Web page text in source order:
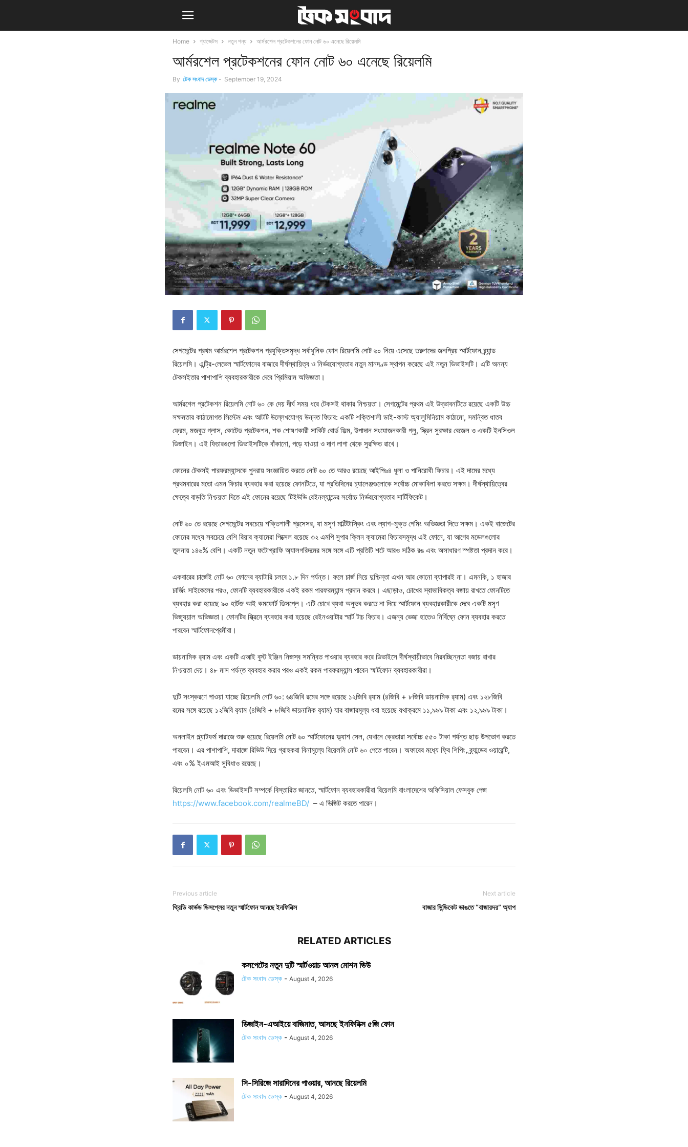
Home গ্যাজেটস নতুন পন্য আর্মরশেল প্রটেকশনের ফোন নোট ৬০ এনেছে রিয়েলমি
আর্মরশেল প্রটেকশনের ফোন নোট ৬০ এনেছে রিয়েলমি
By টেক সংবাদ ডেস্ক - September 19, 2024
সেগমেন্টের প্রথম আর্মরশেল প্রটেকশন প্রযুক্তিসমৃদ্ধ সর্বাধুনিক ফোন রিয়েলমি নোট ৬০ নিয়ে এসেছে তরুণদের জনপ্রিয় স্মার্টফোন ব্র্যান্ড
রিয়েলমি। এন্ট্রি-লেভেল স্মার্টফোনের বাজারে দীর্ঘস্থায়িত্ব ও নির্ভরযোগ্যতার নতুন মানদণ্ড স্থাপন করেছে এই নতুন ডিভাইসটি। এটি অনন্য
টেকসইতার পাশাপাশি ব্যবহারকারীকে দেবে প্রিমিয়াম অভিজ্ঞতা।
আর্মরশেল প্রটেকশন রিয়েলমি নোট ৬০ কে দেয় দীর্ঘ সময় ধরে টেকসই থাকার নিশ্চয়তা। সেগমেন্টের প্রথম এই উদ্ভাবনটিতে রয়েছে একটি উচ্চ
সক্ষমতার কাঠামোগত সিস্টেম এবং আটটি উল্লেখযোগ্য উন্নত ফিচার: একটি শক্তিশালী ডাই-কাস্ট অ্যালুমিনিয়াম কাঠামো, সমন্বিত ধাতব
ফ্রেম, মজবুত গ্লাস, কোটেড প্রটেকশন, শক শোষণকারী সার্কিট বোর্ড ফিল্ম, উপাদান সংযোজনকারী গ্লু, স্ক্রিন সুরক্ষার বেজেল ও একটি ইনসিওল
ডিজাইন। এই ফিচারগুলো ডিভাইসটিকে বাঁকানো, পড়ে যাওয়া ও দাগ লাগা থেকে সুরক্ষিত রাখে।
ফোনের টেকসই পারফরম্যান্সকে পুনরায় সংজ্ঞায়িত করতে নোট ৬০ তে আরও রয়েছে আইপি৬৪ ধূলা ও পানিরোধী ফিচার। এই দামের মধ্যে
প্রথমবারের মতো এমন ফিচার ব্যবহার করা হয়েছে ফোনটিতে, যা প্রতিদিনের চ্যালেঞ্জগুলোকে সর্বোচ্চ মোকাবিলা করতে সক্ষম। দীর্ঘস্থায়িত্বের
ক্ষেত্রে বাড়তি নিশ্চয়তা দিতে এই ফোনের রয়েছে টিইউভি রেইনল্যান্ডের সর্বোচ্চ নির্ভরযোগ্যতার সার্টিফিকেট।
নোট ৬০ তে রয়েছে সেগমেন্টের সবচেয়ে শক্তিশালী প্রসেসর, যা মসৃণ মাল্টিটাস্কিং এবং ল্যাগ-মুক্ত গেমিং অভিজ্ঞতা দিতে সক্ষম। একই বাজেটের
ফোনের মধ্যে সবচেয়ে বেশি রিয়ার ক্যামেরা পিক্সেল রয়েছে ৩২ এমপি সুপার ক্লিন ক্যামেরা ফিচারসমৃদ্ধ এই ফোনে, যা আগের মডেলগুলোর
তুলনায় ১৪৬% বেশি। একটি নতুন ফটোগ্রাফি অ্যালগরিদমের সঙ্গে সঙ্গে এটি প্রতিটি শটে আরও সঠিক রঙ এবং অসাধারণ স্পষ্টতা প্রদান করে।
একবারের চার্জেই নোট ৬০ ফোনের ব্যাটারি চলবে ১.৮ দিন পর্যন্ত। ফলে চার্জ নিয়ে দুশ্চিন্তা এখন আর কোনো ব্যাপারই না। এমনকি, ১ হাজার
চার্জিং সাইকেলের পরও, ফোনটি ব্যবহারকারীকে একই রকম পারফরম্যান্স প্রদান করবে। এছাড়াও, চোখের স্বাভাবিকত্ব বজায় রাখতে ফোনটিতে
ব্যবহার করা হয়েছে ৯০ হার্টজ আই কমফোর্ট ডিসপ্লে। এটি চোখে ব্যথা অনুভব করতে না দিয়ে স্মার্টফোন ব্যবহারকারীকে দেবে একটি মসৃণ
ভিজ্যুয়াল অভিজ্ঞতা। ফোনটির স্ক্রিনে ব্যবহার করা হয়েছে রেইনওয়াটার স্মার্ট টাচ ফিচার। এজন্য ভেজা হাতেও নির্বিঘ্নে ফোন ব্যবহার করতে
পারবেন স্মার্টফোনপ্রেমীরা।
ডায়নামিক র‌্যাম এবং একটি এআই বুস্ট ইঞ্জিন নিজস্ব সমন্বিত পাওয়ার ব্যবহার করে ডিভাইসে দীর্ঘস্থায়ীভাবে নিরবচ্ছিন্নতা বজায় রাখার
নিশ্চয়তা দেয়। ৪৮ মাস পর্যন্ত ব্যবহার করার পরও একই রকম পারফরম্যান্স পাবেন স্মার্টফোন ব্যবহারকারীরা।
দুটি সংস্করণে পাওয়া যাচ্ছে রিয়েলমি নোট ৬০: ৬৪জিবি রমের সঙ্গে রয়েছে ১২জিবি র‌্যাম (৪জিবি + ৮জিবি ডায়নামিক র‌্যাম) এবং ১২৮জিবি
রমের সঙ্গে রয়েছে ১২জিবি র‌্যাম (৪জিবি + ৮জিবি ডায়নামিক র‌্যাম) যার বাজারমূল্য ধরা হয়েছে যথাক্রমে ১১,৯৯৯ টাকা এবং ১২,৯৯৯ টাকা।
অনলাইন প্ল্যাটফর্ম দারাজে শুরু হয়েছে রিয়েলমি নোট ৬০ স্মার্টফোনের ফ্ল্যাশ সেল, যেখানে ক্রেতারা সর্বোচ্চ ৫৫০ টাকা পর্যন্ত ছাড় উপভোগ করতে
পারবেন। এর পাশাপাশি, দারাজে রিভিউ দিয়ে গ্রাহকরা বিনামূল্যে রিয়েলমি নোট ৬০ পেতে পারেন। অফারের মধ্যে ফ্রি শিপিং, ব্র্যান্ডের ওয়ারেন্টি,
এবং ০% ইএমআই সুবিধাও রয়েছে।
রিয়েলমি নোট ৬০ এবং ডিভাইসটি সম্পর্কে বিস্তারিত জানতে, স্মার্টফোন ব্যবহারকারীরা রিয়েলমি বাংলাদেশের অফিসিয়াল ফেসবুক পেজ
https://www.facebook.com/realmeBD/ – এ ভিজিট করতে পারেন।
Previous article
থ্রিডি কার্ভড ডিসপ্লের নতুন স্মার্টফোন আনছে ইনফিনিক্স
Next article
বাজার সিন্ডিকেট ভাঙতে “বাজারদর” অ্যাপ
RELATED ARTICLES
কসপেটের নতুন দুটি স্মার্টওয়াচ আনল মোশন ভিউ
টেক সংবাদ ডেস্ক - August 4, 2026
ডিজাইন-এআইয়ে বাজিমাত, আসছে ইনফিনিক্স ৫জি ফোন
টেক সংবাদ ডেস্ক - August 4, 2026
সি-সিরিজে সারাদিনের পাওয়ার, আনছে রিয়েলমি
টেক সংবাদ ডেস্ক - August 4, 2026